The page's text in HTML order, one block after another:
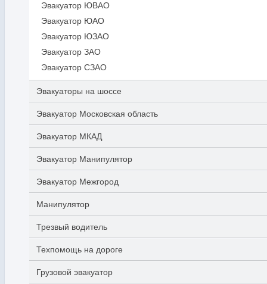
Эвакуатор ЮВАО
Эвакуатор ЮАО
Эвакуатор ЮЗАО
Эвакуатор ЗАО
Эвакуатор СЗАО
Эвакуаторы на шоссе
Эвакуатор Московская область
Эвакуатор МКАД
Эвакуатор Манипулятор
Эвакуатор Межгород
Манипулятор
Трезвый водитель
Техпомощь на дороге
Грузовой эвакуатор